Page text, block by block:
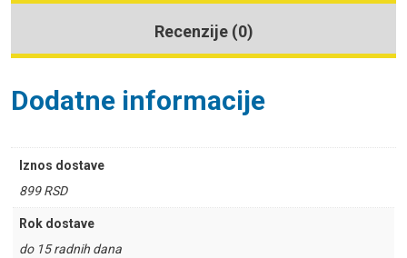
Recenzije (0)
Dodatne informacije
Iznos dostave
899 RSD
Rok dostave
do 15 radnih dana